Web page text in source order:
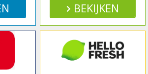
BEKIJKEN